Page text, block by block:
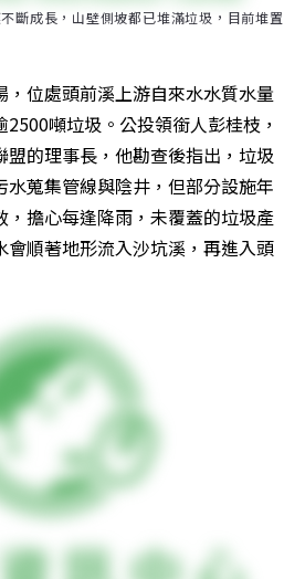
斷成長，山壁側坡都已堆滿垃圾，目前堆置
位處頭前溪上游自來水水質水量
噸垃圾。公投領銜人彭桂枝，
盟的理事長，他勘查後指出，垃圾
蒐集管線與陰井，但部分設施年
，擔心每逢降雨，未覆蓋的垃圾產
會順著地形流入沙坑溪，再進入頭